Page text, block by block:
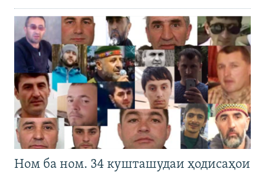
Ном ба ном. 34 кушташудаи ҳодисаҳои